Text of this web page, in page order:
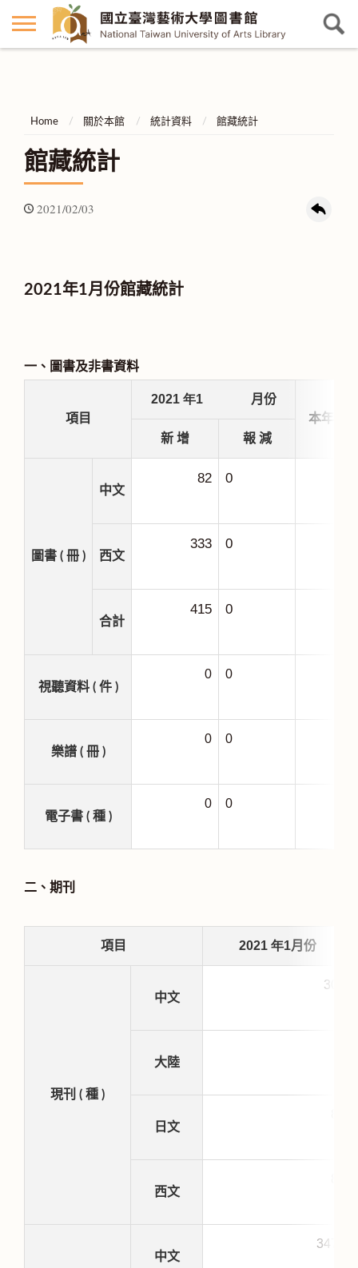
Home 關於本館 統計資料 館藏統計
館藏統計
2021/02/03
2021年1月份館藏統計
一、圖書及非書資料
項目
2021 年1
月份
本年度
新 增
報 減
圖書 ( 冊 )
中文
82 0
西文
333 0
合計
415 0
視聽資料 ( 件 )
0 0
樂譜 ( 冊 )
0 0
電子書 ( 種 )
0 0
二、期刊
項目 2021 年1月份
現刊 ( 種 )
中文
304
大陸
日文
西文
中文
3476